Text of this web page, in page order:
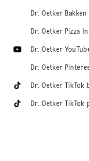
Dr. Oetker
Dr. Oetker Pizza
Dr. Oetker
Dr. Oetker
Dr. Oetker TikTok
Dr. Oetker TikTok